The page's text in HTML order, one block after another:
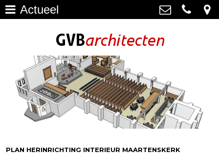
Bouwhistorie >
Onderhoud >
impressie oudere projecten >
GVB architecten
Haagweg 4-G3, 2311 AA Leiden
info@gvbarchitecten.nl
Actueel
PLAN HERINRICHTING INTERIEUR MAARTENSKERK